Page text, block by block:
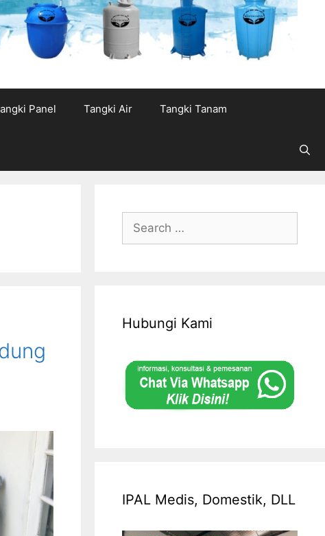
Panel Tangki Air Tangki Tanam
Search
for:
Hubungi Kami
IPAL Medis, Domestik, DLL